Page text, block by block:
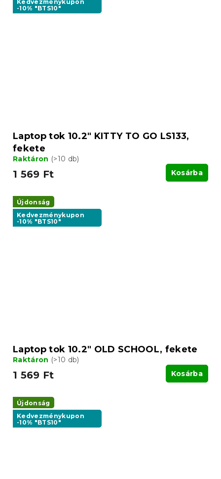
Kedvezménykupon
-10% "BTS10"
Laptop tok 10.2" KITTY TO GO LS133,
fekete
Raktáron (>10 db)
1 569 Ft Kosárba
Újdonság
Kedvezménykupon
-10% "BTS10"
Laptop tok 10.2" OLD SCHOOL, fekete
Raktáron (>10 db)
1 569 Ft Kosárba
Újdonság
Kedvezménykupon
-10% "BTS10"